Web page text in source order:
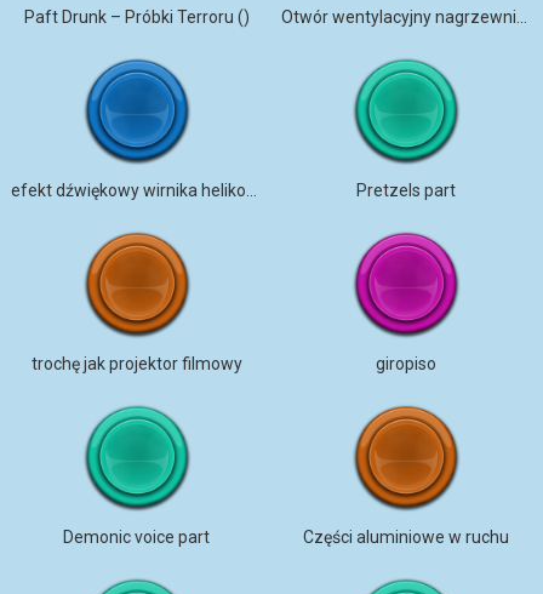
Paft Drunk – Próbki Terroru ()
Pretzels part
trochę jak projektor filmowy giropiso
Demonic voice part Części aluminiowe w ruchu